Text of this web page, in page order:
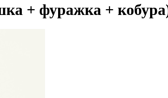
+ фуражка +